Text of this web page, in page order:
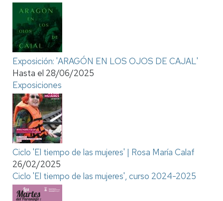
Exposición: 'ARAGÓN EN LOS OJOS DE CAJAL'
Hasta el 28/06/2025
Exposiciones
Ciclo 'El tiempo de las mujeres' | Rosa María Calaf
26/02/2025
Ciclo 'El tiempo de las mujeres', curso 2024-2025